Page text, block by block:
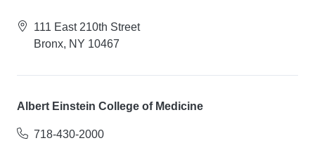
111 East 210th Street
Bronx, NY 10467
Albert Einstein College of Medicine
718-430-2000